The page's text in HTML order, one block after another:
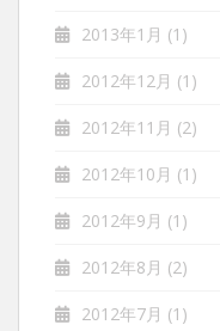
2013年1月 (1)
2012年12月 (1)
2012年11月 (2)
2012年10月 (1)
2012年9月 (1)
2012年8月 (2)
2012年7月 (1)